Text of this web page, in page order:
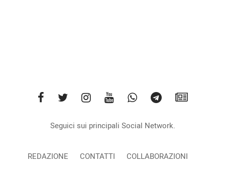
Seguici sui principali Social Network.
REDAZIONE CONTATTI COLLABORAZIONI